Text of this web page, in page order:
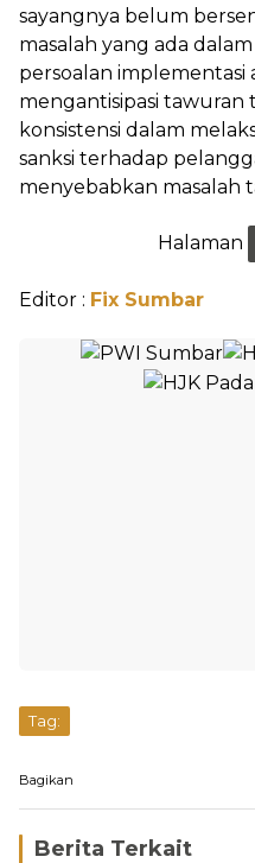
sayangnya belum
masalah yang ada
persoalan implementasi
mengantisipasi tawuran
konsistensi dalam
sanksi terhadap
menyebabkan masalah
Halaman
Editor : Fix Sumbar
Tag:
Bagikan
Berita Terkait